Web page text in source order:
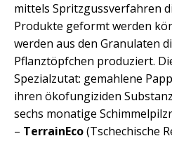
mittels Spritzgussverfahren
Produkte geformt werden
werden aus den Granulaten
Pflanztöpfchen produziert.
Spezialzutat: gemahlene
ihren ökofungiziden
sechs monatige
– TerrainEco(Tschechische